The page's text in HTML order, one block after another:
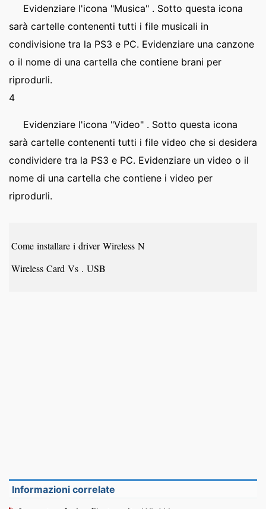
Evidenziare l'icona "Musica" . Sotto questa icona
sarà cartelle contenenti tutti i file musicali in
condivisione tra la PS3 e PC. Evidenziare una canzone
o il nome di una cartella che contiene brani per
riprodurli.
4
Evidenziare l'icona "Video" . Sotto questa icona
sarà cartelle contenenti tutti i file video che si desidera
condividere tra la PS3 e PC. Evidenziare un video o il
nome di una cartella che contiene i video per
riprodurli.
Come installare i driver Wireless N
Wireless Card Vs . USB
Informazioni correlate